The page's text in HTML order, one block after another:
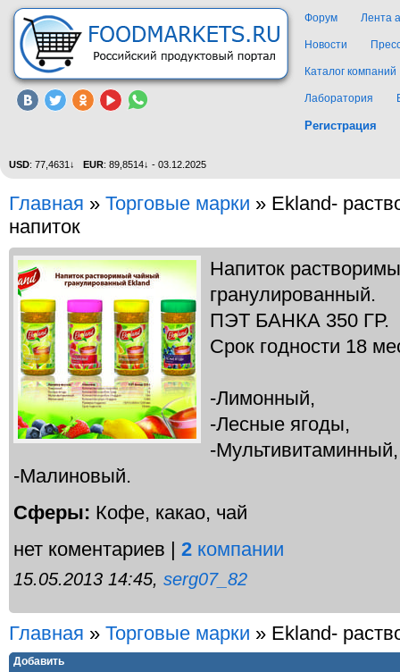
Форум Лента
Новости
Каталог компаний
Лаборатория
Регистрация
USD: 77,4631↓ EUR: 89,8514↓ - 03.12.2025
Главная » Торговые марки » Ekland-
напиток
Напиток
гранулированный.
ПЭТ БАНКА 350 ГР.
Срок годности 18
-Лимонный,
-Лесные ягоды,
-Мультивитаминный,
-Малиновый.
Сферы: Кофе, какао, чай
нет коментариев | 2 компании
15.05.2013 14:45, serg07_82
Главная » Торговые марки » Ekland-
Добавить